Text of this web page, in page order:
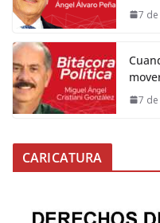
7
7
CARICATURA